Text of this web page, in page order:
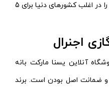
های خود, کمپرسور این دستگاه ها را در اغلب کشورهای دنیا برای 5
اجنرال
آنلاین یسنا مارکت بانه
و ضمانت اصل بودن است. برند